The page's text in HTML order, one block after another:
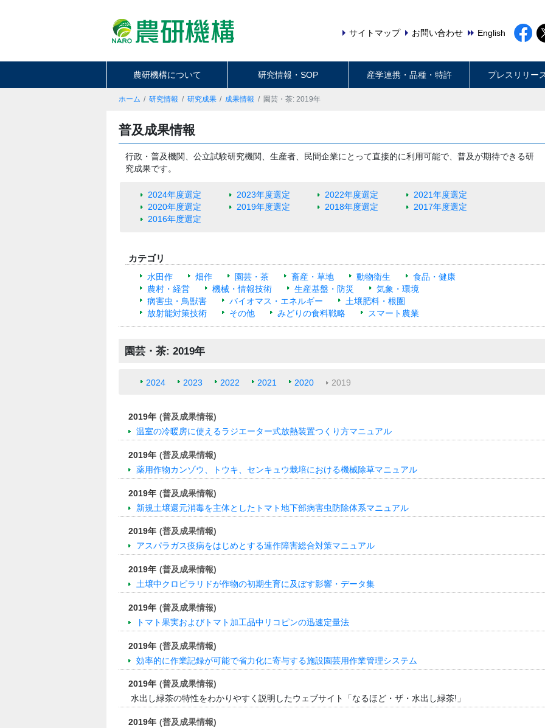
サイトマップ お問い合わせ English
農研機構について 研究情報・SOP 産学連携・品種・特許 プレスリリー
ホーム 研究情報 研究成果 成果情報 園芸・茶: 2019年
普及成果情報
行政・普及機関、公立試験研究機関、生産者、民間企業にとって直接的に利用可能で、普及が期待できる研
究成果です。
2024年度選定 2023年度選定 2022年度選定
2021年度選定
2020年度選定
2019年度選定 2018年度選定
2017年度選定
2016年度選定
カテゴリ
水田作 畑作 園芸・茶 畜産・草地 動物衛生
食品・健康
農村・経営
機械・情報技術 生産基盤・防災
気象・環境
病害虫・鳥獣害
バイオマス・エネルギー
土壌肥料・根圏
放射能対策技術
その他 みどりの食料戦略 スマート農業
園芸・茶: 2019年
2024 2023 2022 2021 2020 2019
2019年 (普及成果情報)
温室の冷暖房に使えるラジエーター式放熱装置つくり方マニュアル
2019年 (普及成果情報)
薬用作物カンゾウ、トウキ、センキュウ栽培における機械除草マニュアル
2019年 (普及成果情報)
新規土壌還元消毒を主体としたトマト地下部病害虫防除体系マニュアル
2019年 (普及成果情報)
アスパラガス疫病をはじめとする連作障害総合対策マニュアル
2019年 (普及成果情報)
土壌中クロピラリドが作物の初期生育に及ぼす影響・データ集
2019年 (普及成果情報)
トマト果実およびトマト加工品中リコピンの迅速定量法
2019年 (普及成果情報)
効率的に作業記録が可能で省力化に寄与する施設園芸用作業管理システム
2019年 (普及成果情報)
水出し緑茶の特性をわかりやすく説明したウェブサイト「なるほど・ザ・水出し緑茶!」
2019年 (普及成果情報)